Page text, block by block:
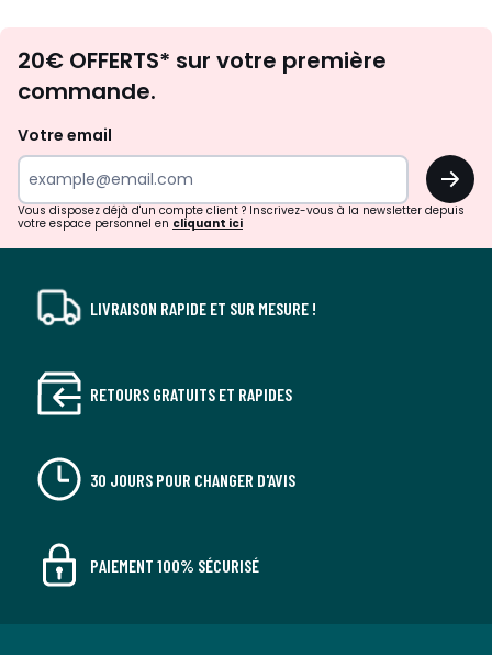
d'inspirations
surprises?
20€ OFFERTS* sur votre première
commande.
Votre email
OK
Vous disposez déjà d'un compte client ? Inscrivez-vous à la newsletter depuis
votre espace personnel en cliquant ici
LIVRAISON RAPIDE ET SUR MESURE !
RETOURS GRATUITS ET RAPIDES
30 JOURS POUR CHANGER D'AVIS
PAIEMENT 100% SÉCURISÉ